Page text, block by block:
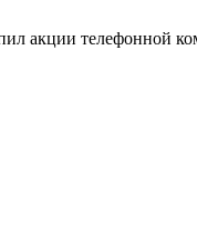
акции телефонной